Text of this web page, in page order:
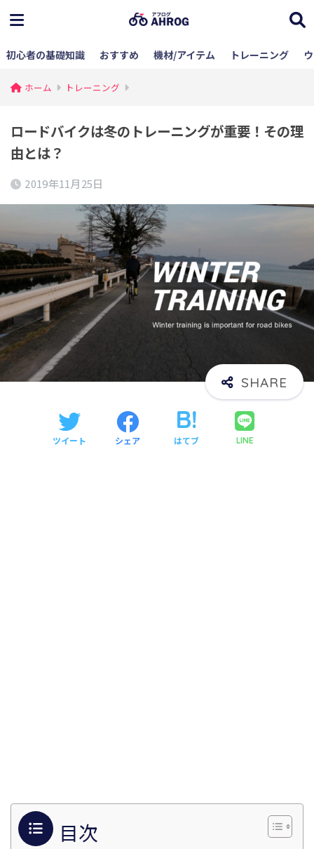
初心者の基礎知識 おすすめ 機材/アイテム トレーニング
ホーム トレーニング
ロードバイクは冬のトレーニングが重要！その理
由とは？
2019年11月25日
ツイート シェア はてブ LINE
目次